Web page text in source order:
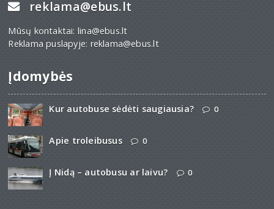
reklama@ebus.lt
Mūsų kontaktai: lina@ebus.lt
Reklama puslapyje: reklama@ebus.lt
Įdomybės
Kur autobuse sėdėti saugiausia? 0
Apie troleibusus 0
Į Nidą – autobusu ar laivu? 0